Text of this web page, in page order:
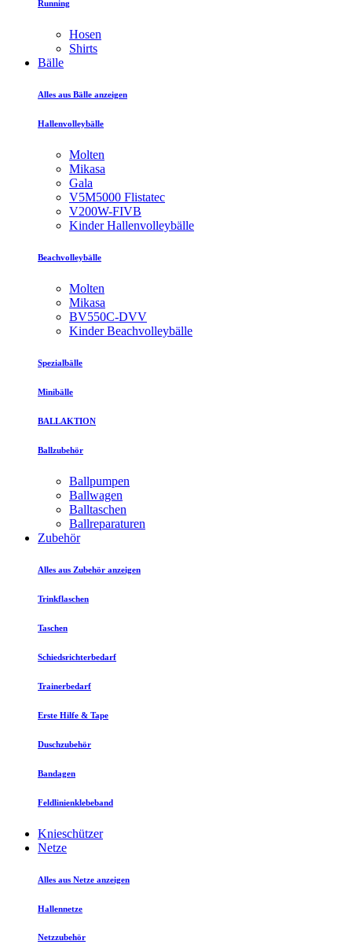
Running
Hosen
Shirts
Bälle
Alles aus Bälle anzeigen
Hallenvolleybälle
Molten
Mikasa
Gala
V5M5000 Flistatec
V200W-FIVB
Kinder Hallenvolleybälle
Beachvolleybälle
Molten
Mikasa
BV550C-DVV
Kinder Beachvolleybälle
Spezialbälle
Minibälle
BALLAKTION
Ballzubehör
Ballpumpen
Ballwagen
Balltaschen
Ballreparaturen
Zubehör
Alles aus Zubehör anzeigen
Trinkflaschen
Taschen
Schiedsrichterbedarf
Trainerbedarf
Erste Hilfe & Tape
Duschzubehör
Bandagen
Feldlinienklebeband
Knieschützer
Netze
Alles aus Netze anzeigen
Hallennetze
Netzzubehör